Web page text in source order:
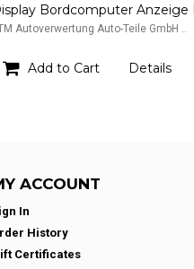
Autoverwertung Auto-Teile GmbH ..
Add to Cart Details
ACCOUNT
In
History
Certificates